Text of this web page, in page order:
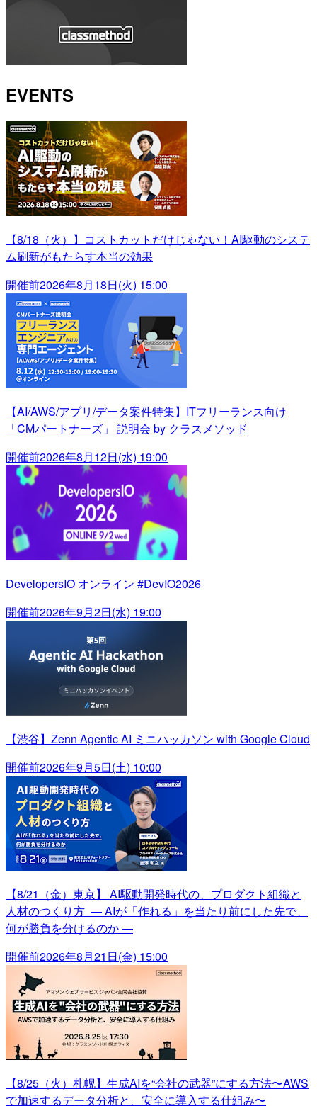
EVENTS
【8/18（火）】コストカットだけじゃない！AI駆動のシステ
ム刷新がもたらす本当の効果
開催前2026年8月18日(火) 15:00
【AI/AWS/アプリ/データ案件特集】ITフリーランス向け
「CMパートナーズ」 説明会 by クラスメソッド
開催前2026年8月12日(水) 19:00
DevelopersIO オンライン #DevIO2026
開催前2026年9月2日(水) 19:00
【渋谷】Zenn Agentic AI ミニハッカソン with Google Cloud
開催前2026年9月5日(土) 10:00
【8/21（金）東京】 AI駆動開発時代の、プロダクト組織と
人材のつくり方 ― AIが「作れる」を当たり前にした先で、
何が勝負を分けるのか ―
開催前2026年8月21日(金) 15:00
【8/25（火）札幌】生成AIを“会社の武器”にする方法〜AWS
で加速するデータ分析と、安全に導入する仕組み〜